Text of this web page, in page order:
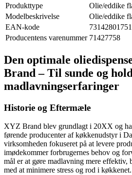
Produkttype
Olie/eddike
Modelbeskrivelse
Olie/eddike
EAN-kode
Producentens varenummer 71427758
Den optimale
Brand – Til sunde og
madlavningserfaringer
Historie og Eftermæle
XYZ Brand blev grundlagt i 20XX og
førende producenter af køkkenudstyr i
virksomheden fokuseret på at levere
imødekommer forbrugernes behov og
mål er at gøre madlavning mere effektiv,
med at minimere stress og rod i køkkenet.